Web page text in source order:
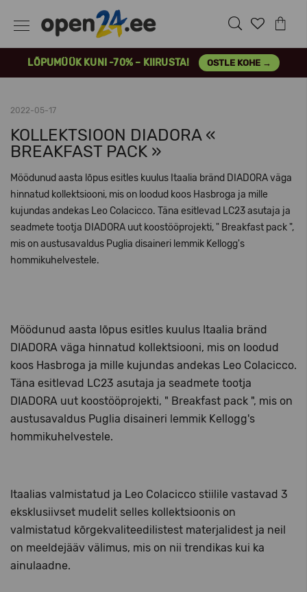
LÕPUMÜÜK KUNI -70% – KIIRUSTA! OSTLE KOHE →
2022-05-17
KOLLEKTSIOON DIADORA «
BREAKFAST PACK »
Möödunud aasta lõpus esitles kuulus Itaalia bränd DIADORA väga
hinnatud kollektsiooni, mis on loodud koos Hasbroga ja mille
kujundas andekas Leo Colacicco. Täna esitlevad LC23 asutaja ja
seadmete tootja DIADORA uut koostööprojekti, " Breakfast pack ",
mis on austusavaldus Puglia disaineri lemmik Kellogg's
hommikuhelvestele.
Möödunud aasta lõpus esitles kuulus Itaalia bränd
DIADORA väga hinnatud kollektsiooni, mis on loodud
koos Hasbroga ja mille kujundas andekas Leo Colacicco.
Täna esitlevad LC23 asutaja ja seadmete tootja
DIADORA uut koostööprojekti, " Breakfast pack ", mis on
austusavaldus Puglia disaineri lemmik Kellogg's
hommikuhelvestele.
Itaalias valmistatud ja Leo Colacicco stiilile vastavad 3
eksklusiivset mudelit selles kollektsioonis on
valmistatud kõrgekvaliteedilistest materjalidest ja neil
on meeldejääv välimus, mis on nii trendikas kui ka
ainulaadne.